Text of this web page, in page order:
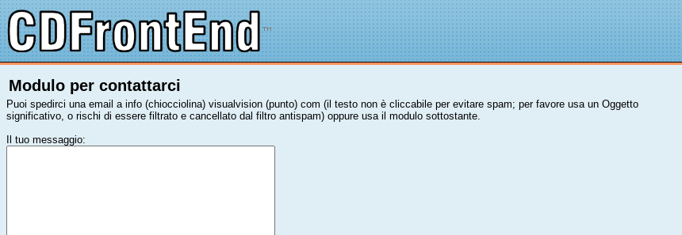
Modulo per contattarci
Puoi spedirci una email a info (chiocciolina) visualvision (punto) com (il testo non è cliccabile per evitare spam; per favore usa un Oggetto
significativo, o rischi di essere filtrato e cancellato dal filtro antispam) oppure usa il modulo sottostante.
Il tuo messaggio: